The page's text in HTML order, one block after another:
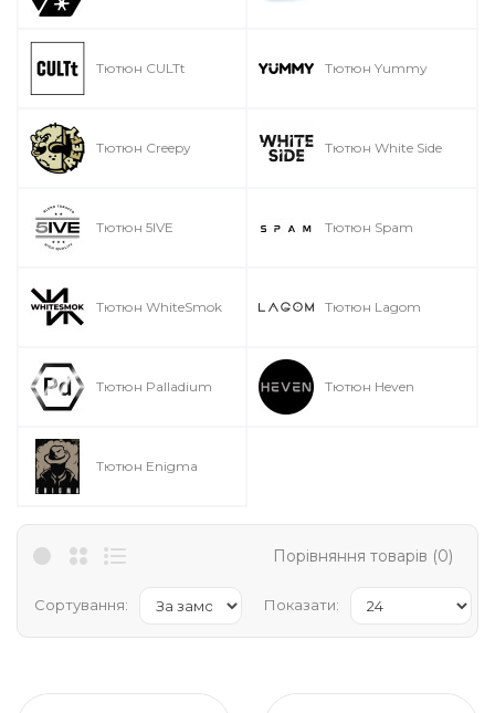
Тютюн CULTt Тютюн Yummy
Тютюн Creepy Тютюн White Side
Тютюн 5IVE Тютюн Spam
Тютюн WhiteSmok Тютюн Lagom
Тютюн Palladium Тютюн Heven
Тютюн Enigma
Порівняння товарів (0)
Сортування: Показати: